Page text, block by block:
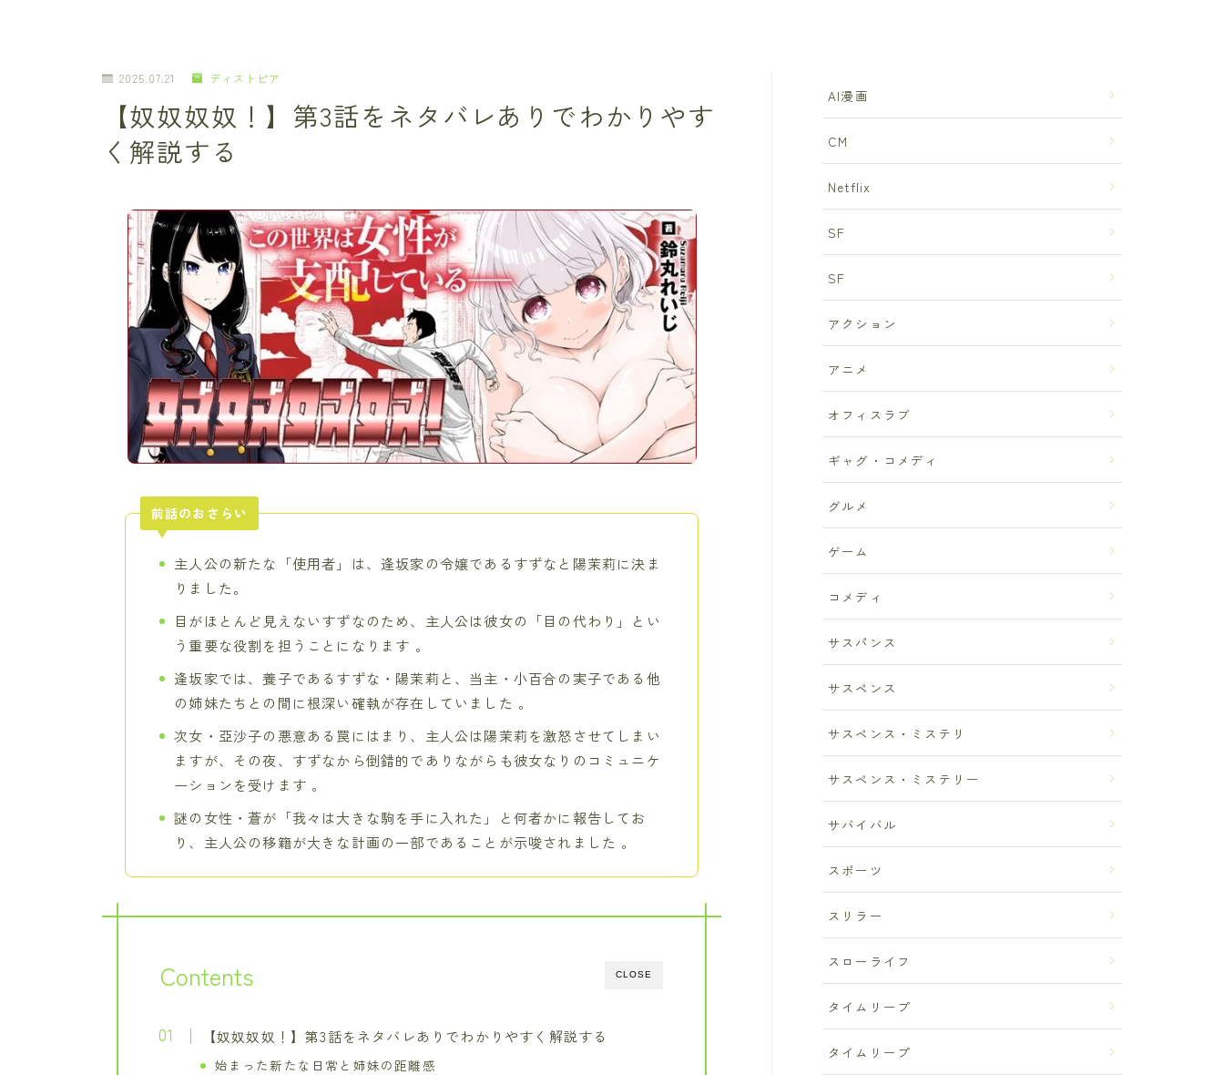
2025.07.21 ディストピア
【奴奴奴奴！】第3話をネタバレありでわかりやす
く解説する
前話のおさらい
主人公の新たな「使用者」は、逢坂家の令嬢であるすずなと陽茉莉に決ま
りました。
目がほとんど見えないすずなのため、主人公は彼女の「目の代わり」とい
う重要な役割を担うことになります 。
逢坂家では、養子であるすずな・陽茉莉と、当主・小百合の実子である他
の姉妹たちとの間に根深い確執が存在していました 。
次女・亞沙子の悪意ある罠にはまり、主人公は陽茉莉を激怒させてしまい
ますが、その夜、すずなから倒錯的でありながらも彼女なりのコミュニケ
ーションを受けます 。
謎の女性・蒼が「我々は大きな駒を手に入れた」と何者かに報告してお
り、主人公の移籍が大きな計画の一部であることが示唆されました 。
CLOSE
Contents
【奴奴奴奴！】第3話をネタバレありでわかりやすく解説する
始まった新たな日常と姉妹の距離感
AI漫画
CM
Netflix
SF
SF
アクション
アニメ
オフィスラブ
ギャグ・コメディ
グルメ
ゲーム
コメディ
サスパンス
サスペンス
サスペンス・ミステリ
サスペンス・ミステリー
サバイバル
スポーツ
スリラー
スローライフ
タイムリープ
タイムリープ